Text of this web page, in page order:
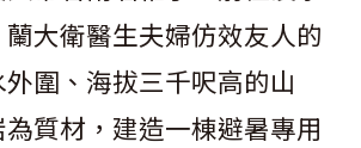
大衛醫生夫婦仿效友人的
圍、海拔三千呎高的山
為質材，建造一棟避暑專用